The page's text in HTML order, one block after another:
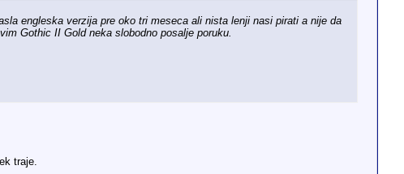
engleska verzija pre oko tri meseca ali nista lenji nasi pirati a nije da
Gothic II Gold neka slobodno posalje poruku.
traje.